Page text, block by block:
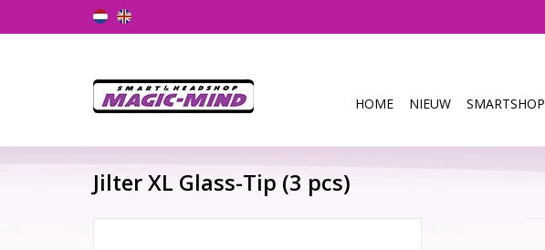
HOME NIEUW SMARTSHOP
Jilter XL Glass-Tip (3 pcs)